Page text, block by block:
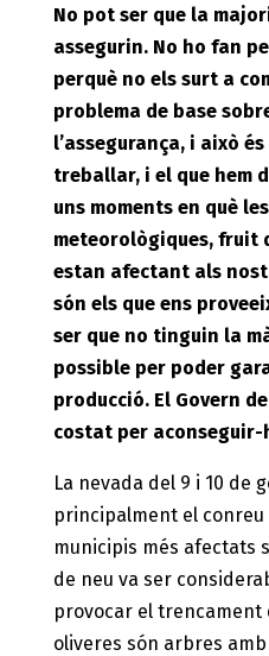
No pot ser que la
assegurin. No ho fan
perquè no els surt a
problema de base
l’assegurança, i això
treballar, i el que hem
uns moments en què
meteorològiques, fruit
estan afectant als
són els que ens
ser que no tinguin la
possible per poder
producció. El Govern
costat per aconseguir-
La nevada del 9 i 10 de
principalment el conreu
municipis més afectats
de neu va ser
provocar el trencament
oliveres són arbres